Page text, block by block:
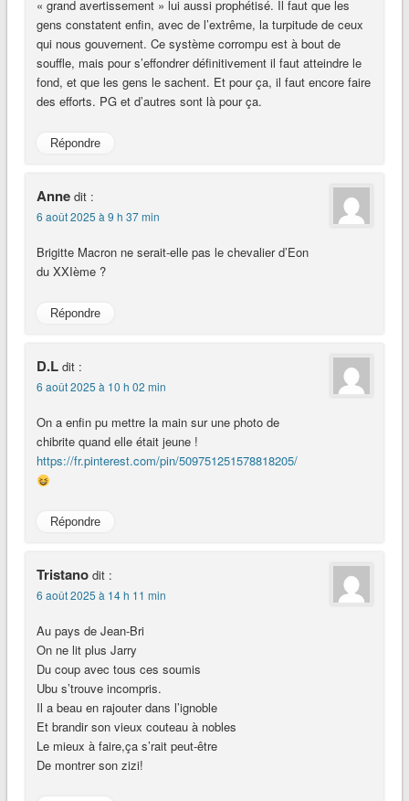
« grand avertissement » lui aussi prophétisé. Il faut que les
gens constatent enfin, avec de l’extrême, la turpitude de ceux
qui nous gouvernent. Ce système corrompu est à bout de
souffle, mais pour s’effondrer définitivement il faut atteindre le
fond, et que les gens le sachent. Et pour ça, il faut encore faire
des efforts. PG et d’autres sont là pour ça.
Répondre
Anne dit :
6 août 2025 à 9 h 37 min
Brigitte Macron ne serait-elle pas le chevalier d’Eon
du XXIème ?
Répondre
D.L dit :
6 août 2025 à 10 h 02 min
On a enfin pu mettre la main sur une photo de
chibrite quand elle était jeune !
https://fr.pinterest.com/pin/509751251578818205/
Répondre
Tristano dit :
6 août 2025 à 14 h 11 min
Au pays de Jean-Bri
On ne lit plus Jarry
Du coup avec tous ces soumis
Ubu s’trouve incompris.
Il a beau en rajouter dans l’ignoble
Et brandir son vieux couteau à nobles
Le mieux à faire,ça s’rait peut-être
De montrer son zizi!